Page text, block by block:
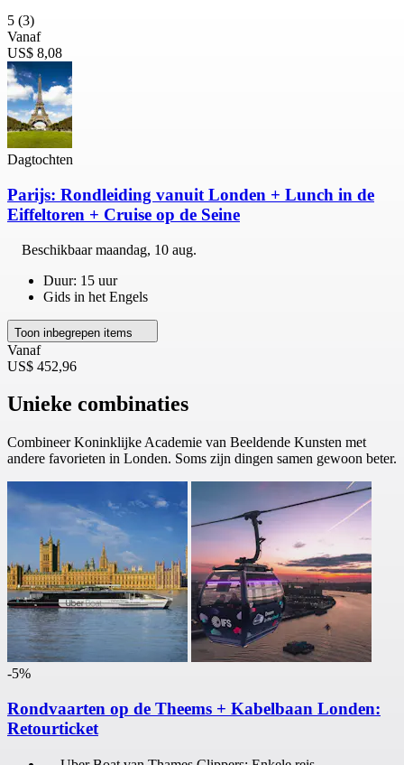
5 (3)
Vanaf
US$ 8,08
Dagtochten
Parijs: Rondleiding vanuit Londen + Lunch in de
Eiffeltoren + Cruise op de Seine
Beschikbaarmaandag, 10 aug.
Duur: 15 uur
Gids in het Engels
Toon inbegrepen items
Vanaf
US$ 452,96
Unieke combinaties
Combineer Koninklijke Academie van Beeldende Kunsten met
andere favorieten in Londen. Soms zijn dingen samen gewoon beter.
-5%
Rondvaarten op de Theems + Kabelbaan Londen:
Retourticket